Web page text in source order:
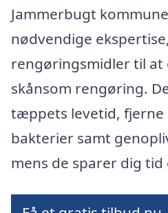
Jammerbugt
nødvendige
rengøringsmidler til at
skånsom rengøring.
tæppets levetid, fjerne
bakterier samt
mens de sparer dig